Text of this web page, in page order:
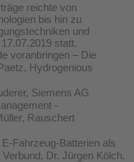
reichte von
bis hin zu
und
statt.
voranbringen ‒ Die
Hydrogenious
Siemens AG
-
Rauschert
Fahrzeug-Batterien als
Dr. Jürgen Kölch,